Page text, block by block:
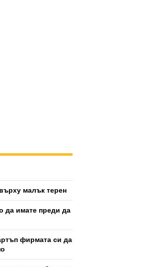
малък терен
да имате преди да
фирмата си да